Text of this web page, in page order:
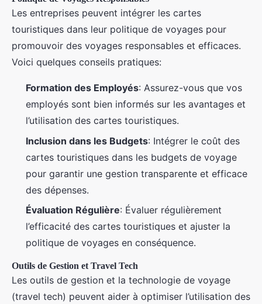
Les entreprises peuvent intégrer les cartes
touristiques dans leur politique de voyages pour
promouvoir des voyages responsables et efficaces.
Voici quelques conseils pratiques:
Formation des Employés: Assurez-vous que vos
employés sont bien informés sur les avantages et
l’utilisation des cartes touristiques.
Inclusion dans les Budgets: Intégrer le coût des
cartes touristiques dans les budgets de voyage
pour garantir une gestion transparente et efficace
des dépenses.
Évaluation Régulière: Évaluer régulièrement
l’efficacité des cartes touristiques et ajuster la
politique de voyages en conséquence.
Outils de Gestion et Travel Tech
Les outils de gestion et la technologie de voyage
(travel tech) peuvent aider à optimiser l’utilisation des